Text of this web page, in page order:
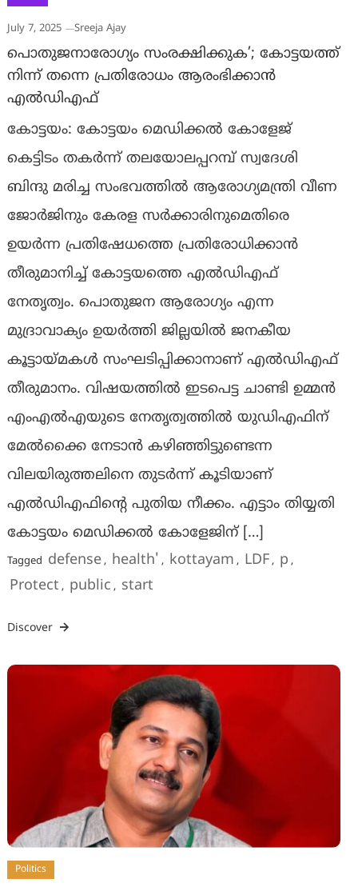
July 7, 2025 Sreeja Ajay
പൊതുജനാരോഗ്യം സംരക്ഷിക്കുക’; കോട്ടയത്ത്
നിന്ന് തന്നെ പ്രതിരോധം ആരംഭിക്കാന്‍
എല്‍ഡിഎഫ്
കോട്ടയം: കോട്ടയം മെഡിക്കല്‍ കോളേജ്
കെട്ടിടം തകര്‍ന്ന് തലയോലപ്പറമ്പ് സ്വദേശി
ബിന്ദു മരിച്ച സംഭവത്തില്‍ ആരോഗ്യമന്ത്രി വീണ
ജോര്‍ജിനും കേരള സര്‍ക്കാരിനുമെതിരെ
ഉയര്‍ന്ന പ്രതിഷേധത്തെ പ്രതിരോധിക്കാന്‍
തീരുമാനിച്ച് കോട്ടയത്തെ എല്‍ഡിഎഫ്
നേതൃത്വം. പൊതുജന ആരോഗ്യം എന്ന
മുദ്രാവാക്യം ഉയര്‍ത്തി ജില്ലയില്‍ ജനകീയ
കൂട്ടായ്മകള്‍ സംഘടിപ്പിക്കാനാണ് എല്‍ഡിഎഫ്
തീരുമാനം. വിഷയത്തില്‍ ഇടപെട്ട ചാണ്ടി ഉമ്മന്‍
എംഎല്‍എയുടെ നേതൃത്വത്തില്‍ യുഡിഎഫിന്
മേല്‍ക്കൈ നേടാന്‍ കഴിഞ്ഞിട്ടുണ്ടെന്ന
വിലയിരുത്തലിനെ തുടര്‍ന്ന് കൂടിയാണ്
എല്‍ഡിഎഫിന്‍റെ പുതിയ നീക്കം. എട്ടാം തിയ്യതി
കോട്ടയം മെഡിക്കല്‍ കോളേജിന് […]
Tagged defense, health' , kottayam , LDF, p ,
Protect , public , start
Discover
Politics